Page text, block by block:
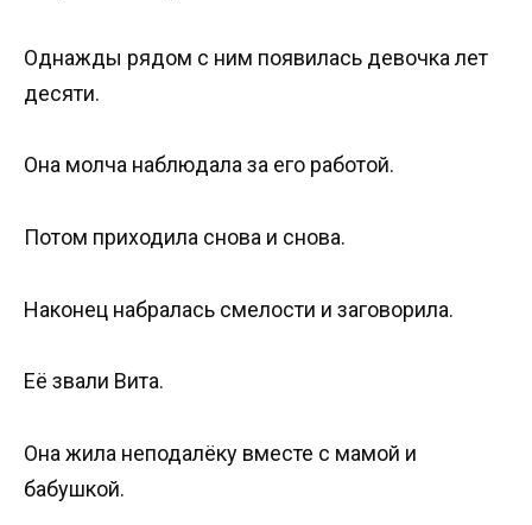
Однажды рядом с ним появилась девочка лет
десяти.
Она молча наблюдала за его работой.
Потом приходила снова и снова.
Наконец набралась смелости и заговорила.
Её звали Вита.
Она жила неподалёку вместе с мамой и
бабушкой.